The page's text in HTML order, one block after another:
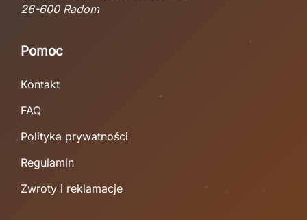
26-600 Radom
Pomoc
Kontakt
FAQ
Polityka prywatności
Regulamin
Zwroty i reklamacje